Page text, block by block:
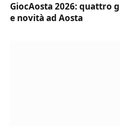
GiocAosta 2026: quattro
e novità ad Aosta